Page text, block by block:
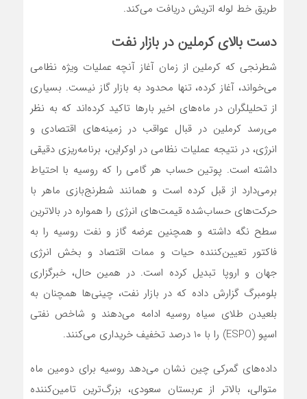
طریق خط لوله اتریش دریافت می‌کند.
دست ‌بالای کرملین در بازار نفت
شطرنجی که کرملین از زمان آغاز آنچه عملیات ویژه نظامی
می‌خواند، آغاز کرده، تنها محدود به بازار گاز نیست. بسیاری
از تحلیلگران در ماه‌های اخیر بارها تاکید کرده‌اند که به‌ نظر
می‌رسد کرملین در قبال عواقب در زمینه‌های اقتصادی و
انرژی، در نتیجه عملیات نظامی در اوکراین، برنامه‌ریزی دقیقی
داشته است. پوتین حساب هر گامی را که روسیه با احتیاط
برمی‌دارد از قبل کرده است و همانند شطرنج‌بازی ماهر با
حرکت‌های حساب‌شده قیمت‌های انرژی را همواره در بالاترین
سطح نگه داشته و همچنین عرضه گاز و نفت روسیه را به
فاکتور تعیین‌کننده حیات و ممات اقتصاد و بخش انرژی
جهان و اروپا تبدیل کرده است. در همین حال، خبرگزاری
بلومبرگ گزارش داده که در بازار نفت، چینی‌ها همچنان به
بلعیدن طلای سیاه روسیه ادامه می‌دهند و شاخص نفتی
اسپو (ESPO) را با ۱۰ درصد تخفیف خریداری می‌کنند.
داده‌های گمرکی چین نشان می‌دهد روسیه برای دومین ماه
متوالی، بالاتر از عربستان سعودی، بزرگ‌ترین تامین‌کننده